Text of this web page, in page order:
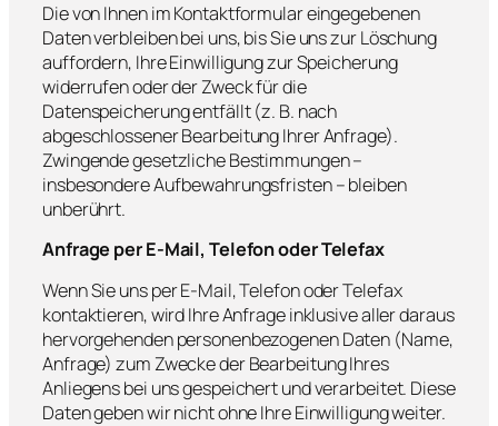
Die von Ihnen im Kontaktformular eingegebenen
Daten verbleiben bei uns, bis Sie uns zur Löschung
auffordern, Ihre Einwilligung zur Speicherung
widerrufen oder der Zweck für die
Datenspeicherung entfällt (z. B. nach
abgeschlossener Bearbeitung Ihrer Anfrage).
Zwingende gesetzliche Bestimmungen –
insbesondere Aufbewahrungsfristen – bleiben
unberührt.
Anfrage per E-Mail, Telefon oder Telefax
Wenn Sie uns per E-Mail, Telefon oder Telefax
kontaktieren, wird Ihre Anfrage inklusive aller daraus
hervorgehenden personenbezogenen Daten (Name,
Anfrage) zum Zwecke der Bearbeitung Ihres
Anliegens bei uns gespeichert und verarbeitet. Diese
Daten geben wir nicht ohne Ihre Einwilligung weiter.